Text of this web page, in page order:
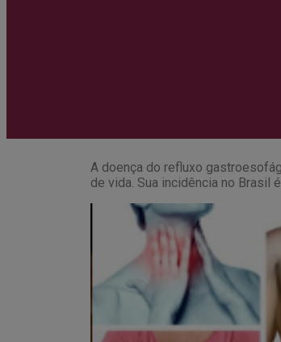
A doença do refluxo
de vida. Sua incidência no Brasil